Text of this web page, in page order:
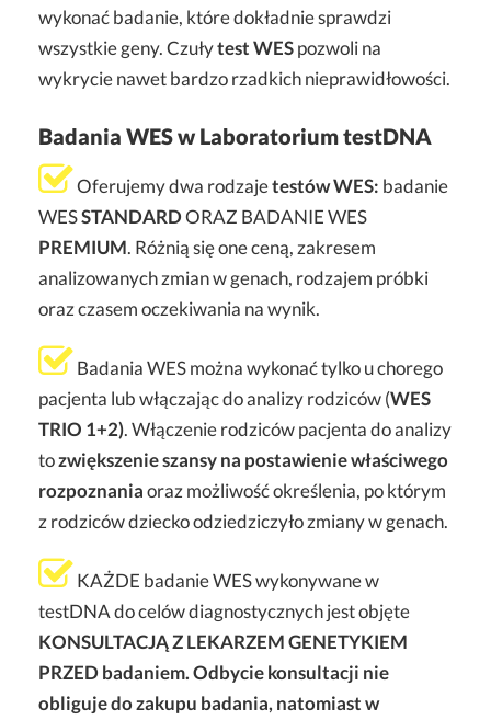
wykonać badanie, które dokładnie sprawdzi
wszystkie geny. Czułytest WESpozwoli na
wykrycie nawet bardzo rzadkich nieprawidłowości.
Badania WES w Laboratorium testDNA
Oferujemy dwa rodzajetestów WES: badanie
WESSTANDARDORAZ BADANIE WES
PREMIUM. Różnią się one ceną, zakresem
analizowanych zmian w genach, rodzajem próbki
oraz czasem oczekiwania na wynik.
Badania WES można wykonać tylko u chorego
pacjenta lub włączając do analizy rodziców (WES
TRIO 1+2). Włączenie rodziców pacjenta do analizy
tozwiększenie szansy na postawienie właściwego
rozpoznaniaoraz możliwość określenia, po którym
z rodziców dziecko odziedziczyło zmiany w genach.
KAŻDE badanie WES wykonywane w
testDNA do celów diagnostycznych jest objęte
KONSULTACJĄ Z LEKARZEM GENETYKIEM
PRZED badaniem. Odbycie konsultacji nie
obliguje do zakupu badania, natomiast w